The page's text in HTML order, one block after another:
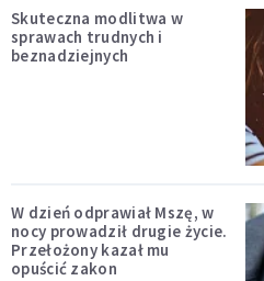
Skuteczna modlitwa w
sprawach trudnych i
beznadziejnych
W dzień odprawiał Mszę, w
nocy prowadził drugie życie.
Przełożony kazał mu
opuścić zakon